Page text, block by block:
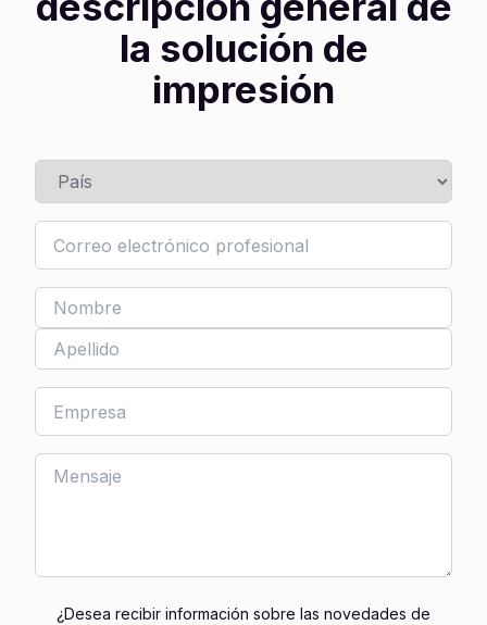
la solución de
impresión
¿Desea recibir información sobre las novedades de